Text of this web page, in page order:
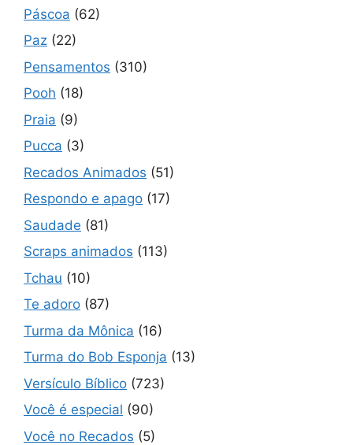
Páscoa (62)
Paz (22)
Pensamentos (310)
Pooh (18)
Praia (9)
Pucca (3)
Recados Animados (51)
Respondo e apago (17)
Saudade (81)
Scraps animados (113)
Tchau (10)
Te adoro (87)
Turma da Mônica (16)
Turma do Bob Esponja (13)
Versículo Bíblico (723)
Você é especial (90)
Você no Recados (5)